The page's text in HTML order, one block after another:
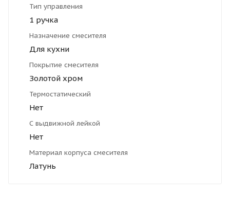
Тип управления
1 ручка
Назначение смесителя
Для кухни
Покрытие смесителя
Золотой хром
Термостатический
Нет
С выдвижной лейкой
Нет
Материал корпуса смесителя
Латунь